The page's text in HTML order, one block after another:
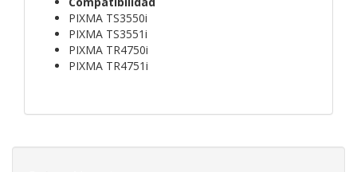
PIXMA TS3550i
PIXMA TS3551i
PIXMA TR4750i
PIXMA TR4751i